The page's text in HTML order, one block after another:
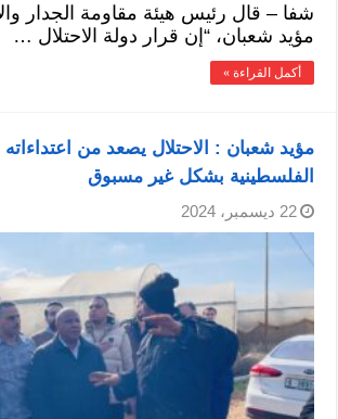
شفا – قال رئيس هيئة مقاومة الجدار
مؤيد شعبان، “إن قرار دولة الاحتلال …
أكمل القراءة »
مؤيد شعبان : الاحتلال يصعد من
الفلسطينية بشكل غير مسبوق
22 ديسمبر، 2024